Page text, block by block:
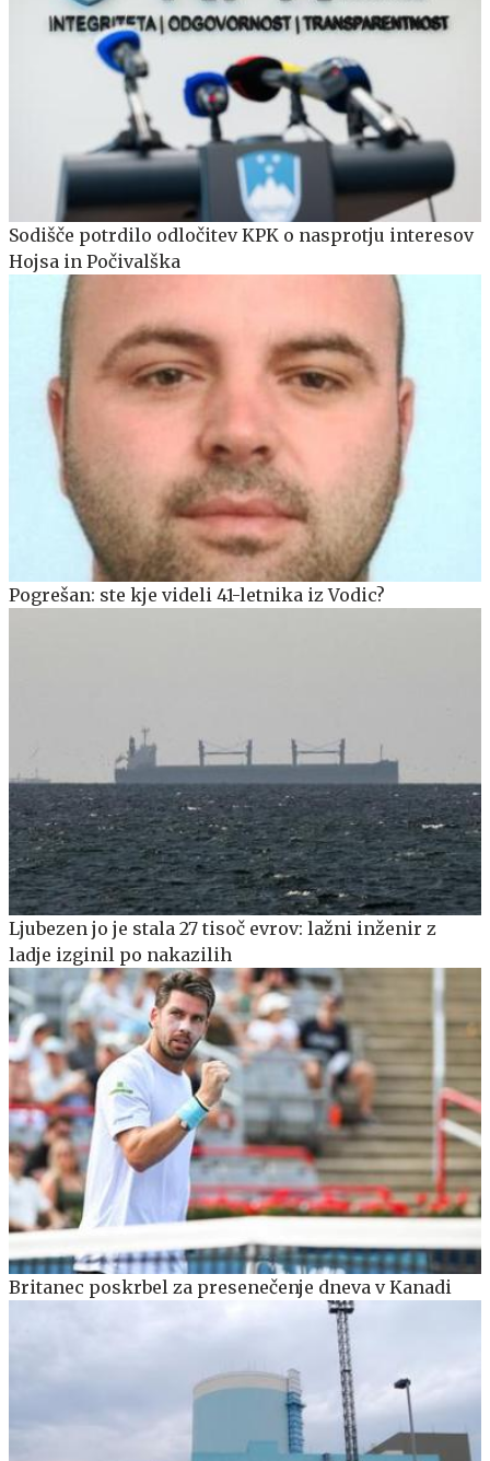
Sodišče potrdilo odločitev KPK o nasprotju interesov
Hojsa in Počivalška
Pogrešan: ste kje videli 41-letnika iz Vodic?
Ljubezen jo je stala 27 tisoč evrov: lažni inženir z
ladje izginil po nakazilih
Britanec poskrbel za presenečenje dneva v Kanadi